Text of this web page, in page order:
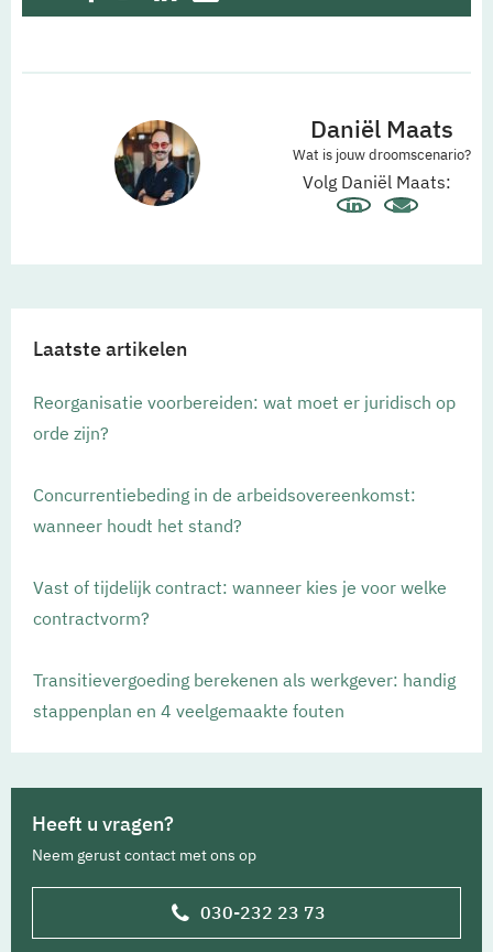
Daniël Maats
Wat is jouw droomscenario?
Volg Daniël Maats:
Laatste artikelen
Reorganisatie voorbereiden: wat moet er juridisch op
orde zijn?
Concurrentiebeding in de arbeidsovereenkomst:
wanneer houdt het stand?
Vast of tijdelijk contract: wanneer kies je voor welke
contractvorm?
Transitievergoeding berekenen als werkgever: handig
stappenplan en 4 veelgemaakte fouten
Heeft u vragen?
Neem gerust contact met ons op
030-232 23 73